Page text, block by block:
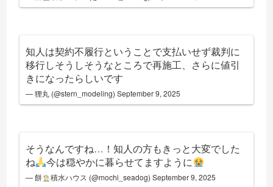
知人は契約不履行ということで支払いせず裁判に
移行しそうしそうなところで再施工、さらに値引
きになったらしいです
— 狸丸 (@stern_modeling)September 9, 2025
そうなんですね…！知人の方もきっと大変でした
ね
今は穏やかに暮らせてますように
— 餅 積水ハウス (@mochi_seadog) September 9, 2025